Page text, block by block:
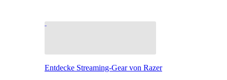
Entdecke Streaming-Gear von Razer